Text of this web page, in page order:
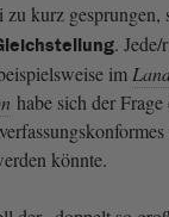
zu kurz gesprungen,
.
im
habe sich der
könnte.